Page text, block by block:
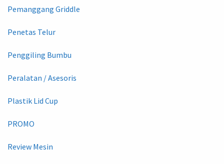
Pemanggang Griddle
Penetas Telur
Penggiling Bumbu
Peralatan / Asesoris
Plastik Lid Cup
PROMO
Review Mesin